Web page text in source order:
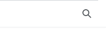
Søk